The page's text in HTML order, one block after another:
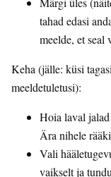
tahad edasi
meelde, et seal
Keha (jälle: küsi
meeldetuletusi):
Hoia laval
Ära nihele
Vali
vaikselt ja